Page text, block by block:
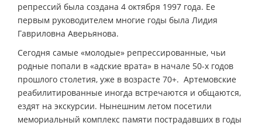
репрессий была создана 4 октября 1997 года. Ее
первым руководителем многие годы была Лидия
Гавриловна Аверьянова.
Сегодня самые «молодые» репрессированные, чьи
родные попали в «адские врата» в начале 50-х годов
прошлого столетия, уже в возрасте 70+. Артемовские
реабилитированные иногда встречаются и общаются,
ездят на экскурсии. Нынешним летом посетили
мемориальный комплекс памяти пострадавших в годы